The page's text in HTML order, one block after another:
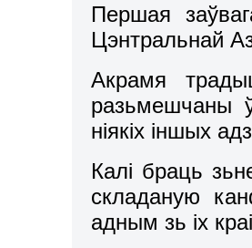
Першая
Цэнтральнай
Акрамя
разьмешчаны
ніякіх іншых
Калі браць
складаную
адным зь іх